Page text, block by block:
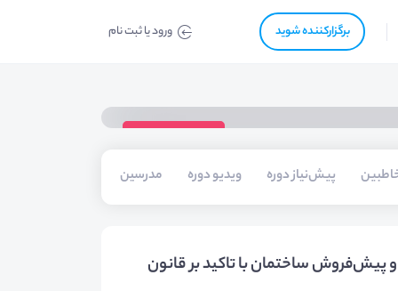
برگزار‌‌کننده شوید ورود یا ثبت نام
پیش‌نیاز دوره ویدیو دوره مدرسین
ساختمان با تاکید بر قانون